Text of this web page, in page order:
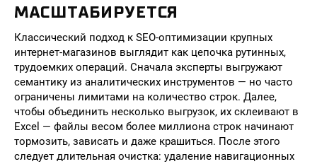
МАСШТАБИРУЕТСЯ
Классический подход к SEO-оптимизации крупных
интернет-магазинов выглядит как цепочка рутинных,
трудоемких операций. Сначала эксперты выгружают
семантику из аналитических инструментов — но часто
ограничены лимитами на количество строк. Далее,
чтобы объединить несколько выгрузок, их склеивают в
Excel — файлы весом более миллиона строк начинают
тормозить, зависать и даже крашиться. После этого
следует длительная очистка: удаление навигационных